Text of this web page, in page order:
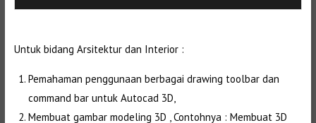
Untuk bidang Arsitektur dan Interior :
Pemahaman penggunaan berbagai drawing toolbar dan
command bar untuk Autocad 3D,
Membuat gambar modeling 3D , Contohnya : Membuat 3D